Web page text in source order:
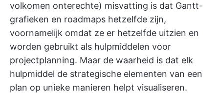
volkomen onterechte) misvatting is dat Gantt-
grafieken en roadmaps hetzelfde zijn,
voornamelijk omdat ze er hetzelfde uitzien en
worden gebruikt als hulpmiddelen voor
projectplanning. Maar de waarheid is dat elk
hulpmiddel de strategische elementen van een
plan op unieke manieren helpt visualiseren.